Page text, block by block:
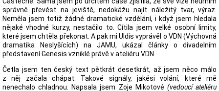
správně převést na jeviště, nedokážu najít náležitý tvar, výraz.
Neměla jsem totiž žádné dramatické vzdělání, i když jsem hledala
nějaké vhodné kurzy, nestačilo to. Cítila jsem velké osobní limity,
které jsem chtěla překonat. A pak mi Uldis vyprávěl o VDN (Výchovná
dramatika Neslyšících) na JAMU, ukázal články o divadelním
představení Genesis vzniklé právě v ateliéru VDN.
Četla jsem ten český text pětkrát desetkrát, až jsem něco málo
z něj začala chápat. Takové signály, jakési volání, které mě
nenechalo chladnou. Napsala jsem Zoje Mikotové (vedoucí ateliéru